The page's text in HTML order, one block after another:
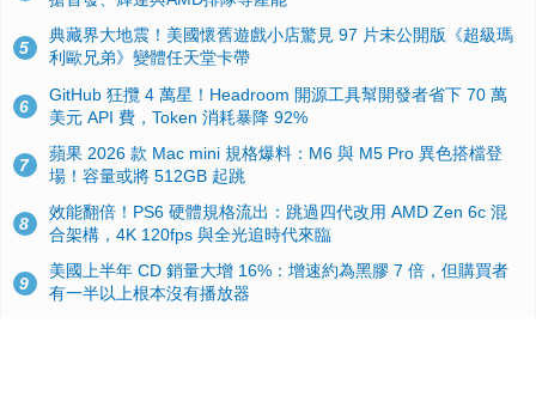
5
典藏界大地震！美國懷舊遊戲小店驚見 97 片未公開版《超級瑪
利歐兄弟》變體任天堂卡帶
6
GitHub 狂攬 4 萬星！Headroom 開源工具幫開發者省下 70 萬
美元 API 費，Token 消耗暴降 92%
7
蘋果 2026 款 Mac mini 規格爆料：M6 與 M5 Pro 異色搭檔登
場！容量或將 512GB 起跳
8
效能翻倍！PS6 硬體規格流出：跳過四代改用 AMD Zen 6c 混
合架構，4K 120fps 與全光追時代來臨
9
美國上半年 CD 銷量大增 16%：增速約為黑膠 7 倍，但購買者
有一半以上根本沒有播放器